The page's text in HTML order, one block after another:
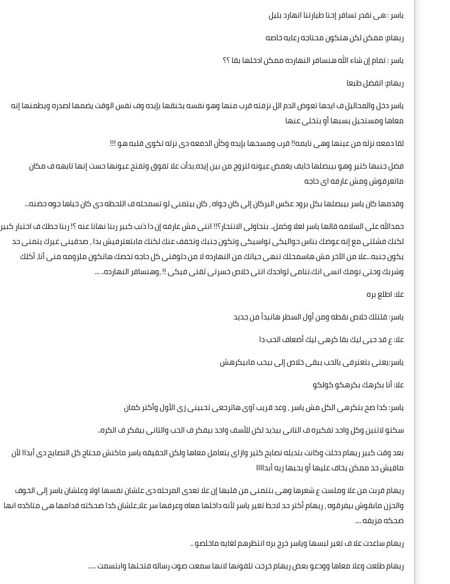
ياسر : هى تقدر تسافر إحنا طيارتنا انهارد بليل
ريهام: ممكن لكن هتكون محتاجه رعايه خاصه
ياسر : تمام إن شاء الله هنسافر النهارده ممكن ادخلها بقا ؟؟
ريهام: اتفضل طبعا
ياسر دخل والمحاليل ف ايدها تعوض الدم الل نزفته قرب منها وهو نفسه يخنقها بإيده وف نفس الوقت يضمها لصدره ويطمنها إنه
معاها ومستحيل يسبها أو يتخلى عنها
لقا دمعه نزله من عينها وهى نايمه!! قرب ومسحها بإيده وكأن الدمعه دى نزله تكوى قلبه هو !!!
فضل جنبها كتير وهو بيبصلها خايف يغمض عيونه لتروح من بين إيده،بدأت علا تفوق وتفتح عيونها حست إنها تايهه ف مكان
ماتعرفوش ومش عارفه اى حاجه
وقدمها كان ياسر بيبصلها بكل برود عكس البركان إلى كان جواه ، كان بيتمنى لو تسمحله ف اللحظه دى كان خباها جوه حضنه...
حمدالله على السلامه قالها ياسر لعلا وكمل.. بتحاولى الانتحار؟!! انتى مش عارفه إن دا ذنب كبير ربنا نهانا عنه ؟! ربنا حطك ف اختبار كبير
لكنك فشلتى مع إنه عوضك بناس حواليكى تواسيكى وتكون جنبك وتخفف عنك لكنك مابتعترفيش بدا ، صدقينى غيرك يتمنى حد
يكون جنبه...علا من الآخر مش هاسمحلك تنهى حياتك من النهارده لا من دلوقتى كل حاجه تخصك هاتكون ملزومه منى أنا، أكلك
وشربك وحتى نومك انسى انك.تنامى لواحدك انتى خلاص خسرتى ثقتى فيكى !! ،وهنسافر النهارده.. ...
علا: اطلع بره
ياسر: قلتلك خلاص نقطه ومن أول السطر هانبدأ من جديد
علا: ع قد حبى ليك بقا كرهى ليك أضعاف الحب دا
ياسر:يعنى بتعترفى بالحب يبقى خلاص إلى بيحب مابيكرهش
علا: أنا بكرهك بكرهكو كولكو
ياسر: كدا صح بتكرهى الكل مش ياسر ، وعد قريب آوى هاترجعى تحبينى زى الأول وأكتر كمان
سكتو لاتنين وكل واحد تفكيره ف التانى بيذيد لكن للأسف واحد بيفكر ف الحب والتانى بيفكر ف الكره..
بعد وقت كبير ريهام دخلت وكانت بتديله نصايح كتير وازاى يتعامل معاها ولكن الحقيقه ياسر ماكنش محتاج كل النصايح دى أبداا لأن
مافيش حد ممكن يخاف عليها أو يحبها زيه أبداااا
ريهام قربت من علا وملست ع شعرها وهى بتتمنى من قلبها إن علا تعدى المرحله دى علشان نفسها اولا وعلشان ياسر إلى الخوف
والحزن مابقوش بيفرقوه ، ريهام أكتر حد لاحظ تغير ياسر لأنه داخلها معاه وعرفها سر علا،علشان كدا ضحكته قدامها هى متاكده انها
ضحكه مزيفه ....
ريهام ساعدت علا ف تغير لبسها وياسر خرج بره انتظرهم لغايه ماخلصو ..
ريهام طلعت وعلا معاها وودعو بعض ريهام خرجت تلفونها لانها سمعت صوت رساله فتحتها وابتسمت .....